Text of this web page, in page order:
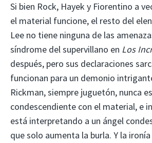
Si bien Rock, Hayek y Fiorentino a
el material funcione, el resto del
Lee no tiene ninguna de las
síndrome del supervillano en Los
después, pero sus declaraciones
funcionan para un demonio
Rickman, siempre juguetón, nunca es
condescendiente con el material, e
está interpretando a un ángel
que solo aumenta la burla. Y la